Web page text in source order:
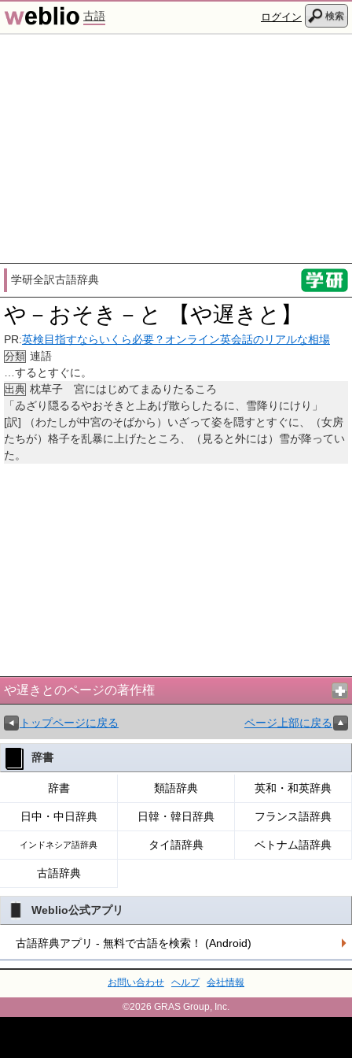
古語 ログイン 検索
学研全訳古語辞典
や－おそき－と 【や遅きと】
PR:英検目指すならいくら必要？オンライン英会話のリアルな相場
分類 連語
…するとすぐに。
出典 枕草子 宮にはじめてまゐりたるころ
「ゐざり隠るるやおそきと上あげ散らしたるに、雪降りにけり」
[訳] （わたしが中宮のそばから）いざって姿を隠すとすぐに、（女房
たちが）格子を乱暴に上げたところ、（見ると外には）雪が降ってい
た。
や遅きとのページの著作権
トップページに戻る ページ上部に戻る
辞書
辞書 類語辞典 英和・和英辞典
日中・中日辞典 日韓・韓日辞典 フランス語辞典
インドネシア語辞典 タイ語辞典 ベトナム語辞典
古語辞典
Weblio公式アプリ
古語辞典アプリ - 無料で古語を検索！ (Android)
お問い合わせ ヘルプ 会社情報
©2026 GRAS Group, Inc.